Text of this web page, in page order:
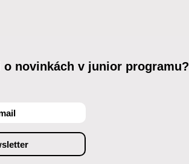
novinkách v junior programu?